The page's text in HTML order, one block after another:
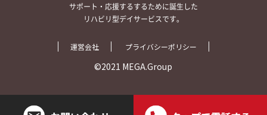
サポート・応援するするために誕生した
リハビリ型デイサービスです。
運営会社 プライバシーポリシー
©2021 MEGA.Group